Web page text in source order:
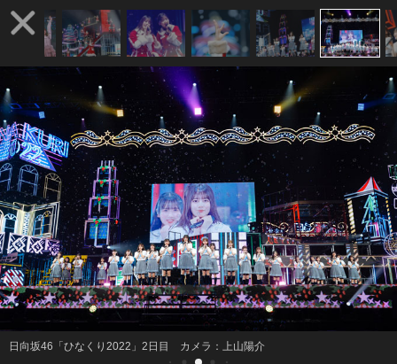
日向坂46「ひなくり2022」2日目 カメラ：上山陽介